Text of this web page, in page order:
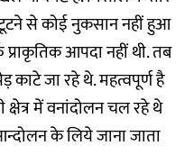
से कोई नुकसान नहीं हुआ
प्राकृतिक आपदा नहीं थी. तब
काटे जा रहे थे. महत्वपूर्ण है
में वनांदोलन चल रहे थे
के लिये जाना जाता